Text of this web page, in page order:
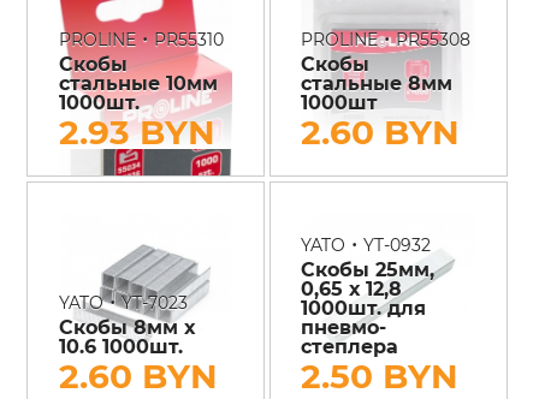
PROLINE• PR55310
Скобы
стальные 10мм
1000шт.
2.93 BYN
PROLINE•PR55308
Скобы
стальные 8мм
1000шт
2.60 BYN
YATO•YT-7023
Скобы 8мм х
10.6 1000шт.
2.60 BYN
YATO •YT-0932
Скобы 25мм,
0,65 х 12,8
1000шт. для
пневмо-
степлера
2.50 BYN